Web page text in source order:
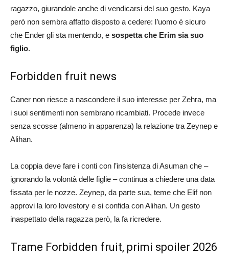
ragazzo, giurandole anche di vendicarsi del suo gesto. Kaya
però non sembra affatto disposto a cedere: l’uomo è sicuro
che Ender gli sta mentendo, e sospetta che Erim sia suo
figlio.
Forbidden fruit news
Caner non riesce a nascondere il suo interesse per Zehra, ma
i suoi sentimenti non sembrano ricambiati. Procede invece
senza scosse (almeno in apparenza) la relazione tra Zeynep e
Alihan.
La coppia deve fare i conti con l’insistenza di Asuman che –
ignorando la volontà delle figlie – continua a chiedere una data
fissata per le nozze. Zeynep, da parte sua, teme che Elif non
approvi la loro lovestory e si confida con Alihan. Un gesto
inaspettato della ragazza però, la fa ricredere.
Trame Forbidden fruit, primi spoiler 2026